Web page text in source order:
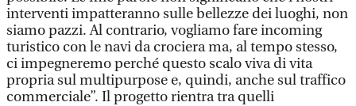
interventi impatteranno sulle bellezze dei luoghi, non
siamo pazzi. Al contrario, vogliamo fare incoming
turistico con le navi da crociera ma, al tempo stesso,
ci impegneremo perché questo scalo viva di vita
propria sul multipurpose e, quindi, anche sul traffico
commerciale”. Il progetto rientra tra quelli